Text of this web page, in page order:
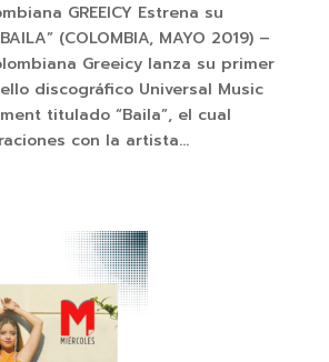
GREEICY Estrena su
(COLOMBIA, MAYO 2019) –
Greeicy lanza su primer
discográfico Universal Music
titulado “Baila”, el cual
con la artista...